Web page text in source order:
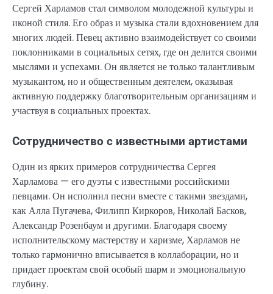
Сергей Харламов стал символом молодежной культуры и
иконой стиля. Его образ и музыка стали вдохновением для
многих людей. Певец активно взаимодействует со своими
поклонниками в социальных сетях, где он делится своими
мыслями и успехами. Он является не только талантливым
музыкантом, но и общественным деятелем, оказывая
активную поддержку благотворительным организациям и
участвуя в социальных проектах.
Сотрудничество с известными артистами
Один из ярких примеров сотрудничества Сергея
Харламова — его дуэты с известными российскими
певцами. Он исполнил песни вместе с такими звездами,
как Алла Пугачева, Филипп Киркоров, Николай Басков,
Александр Розенбаум и другими. Благодаря своему
исполнительскому мастерству и харизме, Харламов не
только гармонично вписывается в коллаборации, но и
придает проектам свой особый шарм и эмоциональную
глубину.